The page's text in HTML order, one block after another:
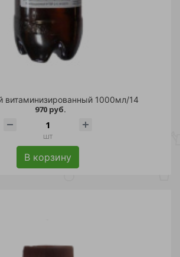
витаминизированный 1000мл/14
970 руб.
шт
В корзину